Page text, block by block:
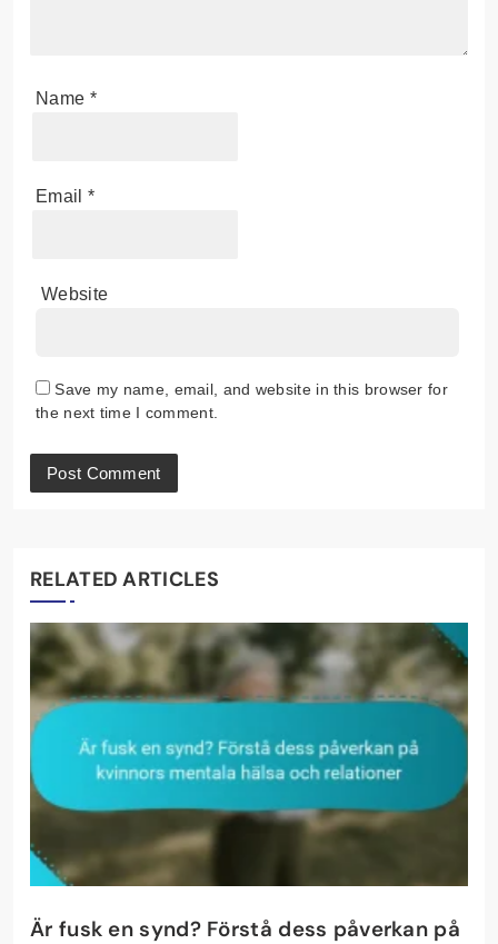
Name *
Email *
Website
Save my name, email, and website in this browser for
the next time I comment.
RELATED ARTICLES
Är fusk en synd? Förstå dess påverkan på